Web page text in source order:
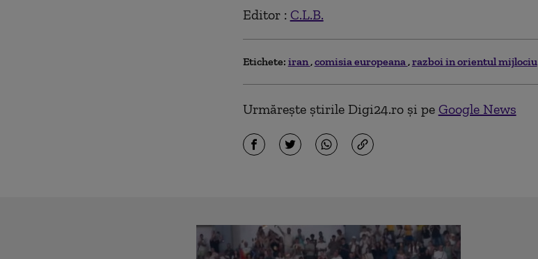
Editor : C.L.B.
Etichete: iran comisia europeana razboi in orientul mijlociu
Urmărește știrile Digi24.ro și pe Google News